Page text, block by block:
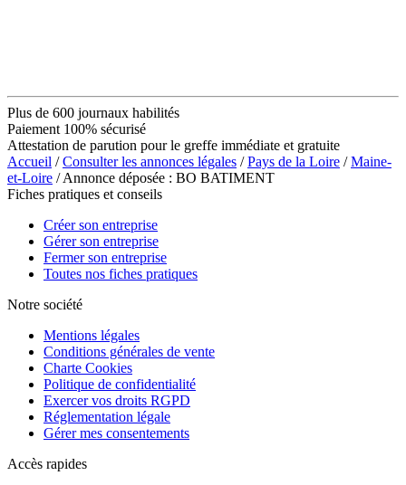
Plus de 600 journaux habilités
Paiement 100% sécurisé
Attestation de parution pour le greffe immédiate et gratuite
Accueil /Consulter les annonces légales /Pays de la Loire /Maine-
et-Loire / Annonce déposée : BO BATIMENT
Fiches pratiques et conseils
Créer son entreprise
Gérer son entreprise
Fermer son entreprise
Toutes nos fiches pratiques
Notre société
Mentions légales
Conditions générales de vente
Charte Cookies
Politique de confidentialité
Exercer vos droits RGPD
Réglementation légale
Gérer mes consentements
Accès rapides